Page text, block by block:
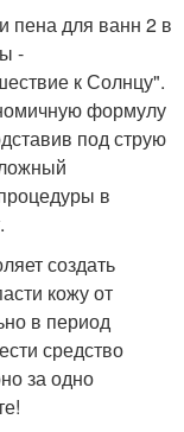
пена для ванн 2 в
-
к Солнцу".
формулу
под струю
в
создать
кожу от
в период
средство
за одно